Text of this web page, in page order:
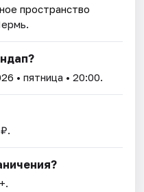
пространство
• пятница • 20:00.